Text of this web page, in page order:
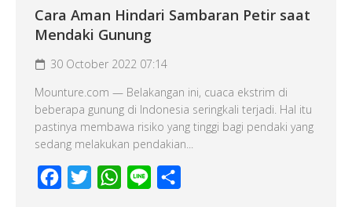
Cara Aman Hindari Sambaran Petir saat
Mendaki Gunung
30 October 2022 07:14
Mounture.com — Belakangan ini, cuaca ekstrim di
beberapa gunung di Indonesia seringkali terjadi. Hal itu
pastinya membawa risiko yang tinggi bagi pendaki yang
sedang melakukan pendakian...
Facebook
Twitter WhatsApp
Line